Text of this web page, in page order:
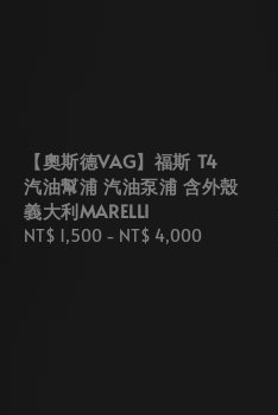
【奧斯德VAG】福斯 T4
汽油幫浦 汽油泵浦 含外殼
義大利MARELLI
Regular
NT$ 1,500 - NT$ 4,000